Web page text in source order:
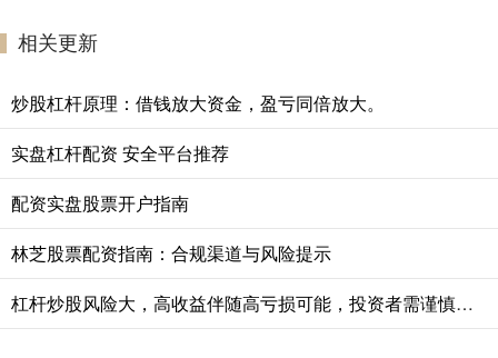
相关更新
炒股杠杆原理：借钱放大资金，盈亏同倍放大。
实盘杠杆配资 安全平台推荐
配资实盘股票开户指南
林芝股票配资指南：合规渠道与风险提示
杠杆炒股风险大，高收益伴随高亏损可能，投资者需谨慎评估自身承受能力。